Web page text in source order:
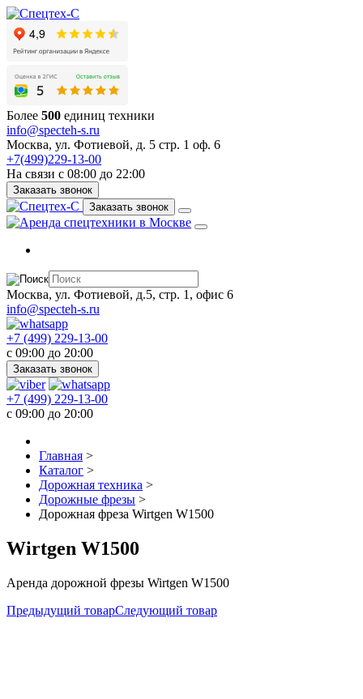
Более 500 единиц техники
info@specteh-s.ru
Москва, ул. Фотиевой, д. 5 стр. 1 оф. 6
+7(499)229-13-00
На связи с 08:00 до 22:00
Заказать звонок
Заказать звонок
Москва, ул. Фотиевой, д.5, стр. 1, офис 6
info@specteh-s.ru
+7 (499) 229-13-00
c 09:00 до 20:00
Заказать звонок
+7 (499) 229-13-00
c 09:00 до 20:00
Главная >
Каталог >
Дорожная техника >
Дорожные фрезы >
Дорожная фреза Wirtgen W1500
Wirtgen W1500
Аренда дорожной фрезы Wirtgen W1500
Предыдущий товарСледующий товар